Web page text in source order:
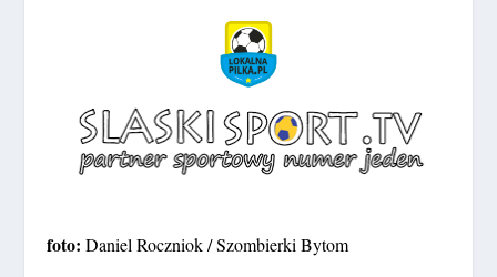
foto: Daniel Roczniok / Szombierki Bytom